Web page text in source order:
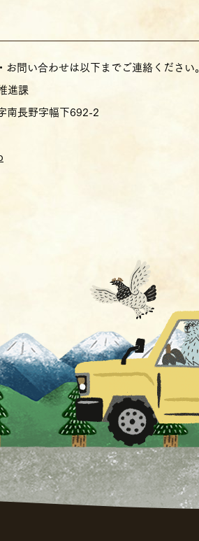
問い合わせは以下までご連絡ください。
進課
南長野字幅下692-2